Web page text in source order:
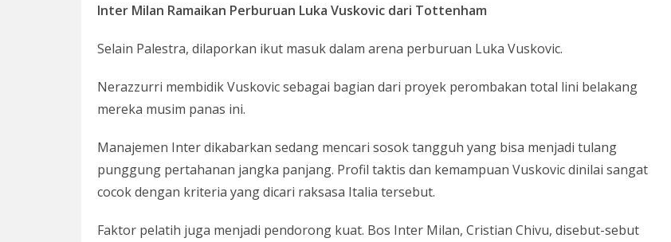
Inter Milan Ramaikan Perburuan Luka Vuskovic dari Tottenham
Selain Palestra, dilaporkan ikut masuk dalam arena perburuan Luka Vuskovic.
Nerazzurri membidik Vuskovic sebagai bagian dari proyek perombakan total lini belakang
mereka musim panas ini.
Manajemen Inter dikabarkan sedang mencari sosok tangguh yang bisa menjadi tulang
punggung pertahanan jangka panjang. Profil taktis dan kemampuan Vuskovic dinilai sangat
cocok dengan kriteria yang dicari raksasa Italia tersebut.
Faktor pelatih juga menjadi pendorong kuat. Bos Inter Milan, Cristian Chivu, disebut-sebut